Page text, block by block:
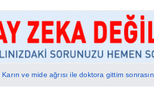
Karın ve mide ağrısı ile doktora gittim